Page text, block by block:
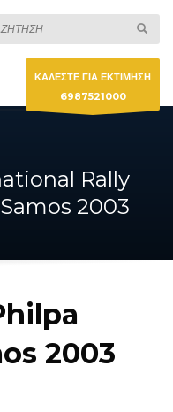
ΚΑΛΕΣΤΕ ΓΙΑ ΕΚΤΙΜΗΣΗ
6987521000
Rally
Samos 2003
2003